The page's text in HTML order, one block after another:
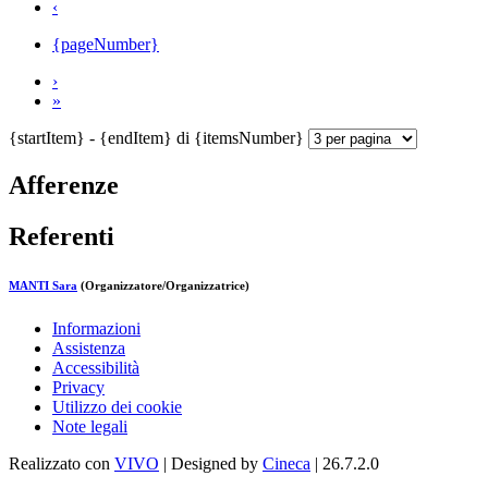
‹
{pageNumber}
›
»
{startItem} - {endItem} di {itemsNumber}
Afferenze
Referenti
MANTI Sara (Organizzatore/Organizzatrice)
Informazioni
Assistenza
Accessibilità
Privacy
Utilizzo dei cookie
Note legali
Realizzato con VIVO | Designed by Cineca | 26.7.2.0